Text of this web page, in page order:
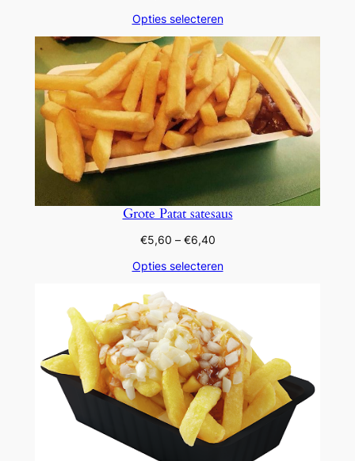
tot
€6,40
Opties selecteren
Grote Patat satesaus
€5,60 – €6,40Prijsklasse:
tot
Opties selecteren